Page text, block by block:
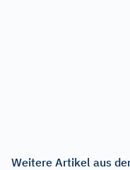
Weitere Artikel aus